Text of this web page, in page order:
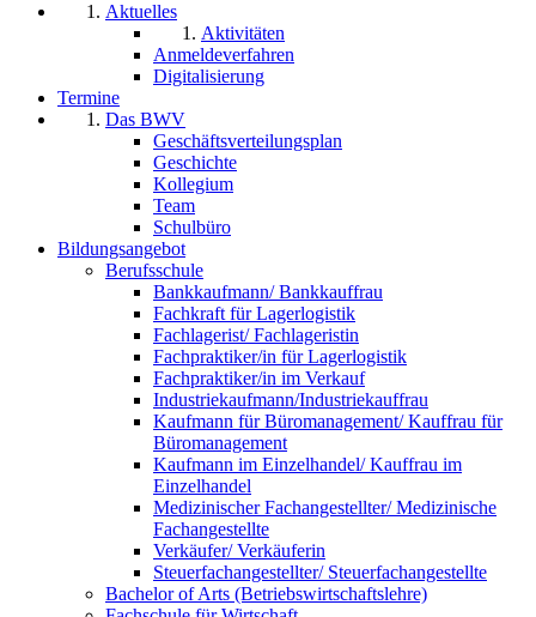
Aktuelles
Aktivitäten
Anmeldeverfahren
Digitalisierung
Termine
Das BWV
Geschäftsverteilungsplan
Geschichte
Kollegium
Team
Schulbüro
Bildungsangebot
Berufsschule
Bankkaufmann/ Bankkauffrau
Fachkraft für Lagerlogistik
Fachlagerist/ Fachlageristin
Fachpraktiker/in für Lagerlogistik
Fachpraktiker/in im Verkauf
Industriekaufmann/Industriekauffrau
Kaufmann für Büromanagement/ Kauffrau für
Büromanagement
Kaufmann im Einzelhandel/ Kauffrau im
Einzelhandel
Medizinischer Fachangestellter/ Medizinische
Fachangestellte
Verkäufer/ Verkäuferin
Steuerfachangestellter/ Steuerfachangestellte
Bachelor of Arts (Betriebswirtschaftslehre)